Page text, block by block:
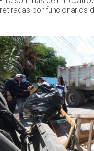
retiradas por funcionarios